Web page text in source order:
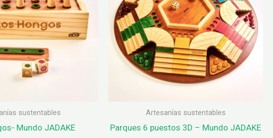
sustentables
Mundo JADAKE
Artesanías sustentables
Parques 6 puestos 3D – Mundo JADAKE